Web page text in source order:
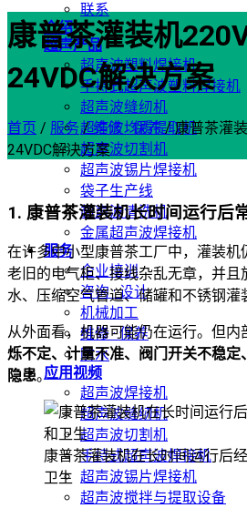
联系
介绍
超声产品
超声波塑料焊接机
手持式超声波塑料焊接机
超声波缝纫机
超声波均质提取机
超声波切割机
超声波锡片焊接机
袋子生产线
超声波清洗机
金属超声波焊接机
服务
企业培训
咨询 · 设计
机械加工
维修 · 保养
防水
应用视频
超声波焊接机
超声波缝纫机
超声波切割机
手持式超声波焊接机
超声波锡片焊接机
超声波搅拌与提取设备
康普茶灌装机
24VDC解决方案
首页 / 服务 / 维修 · 保养 /康普茶灌
24VDC解决方案
1. 康普茶灌装机长时间运行后
在许多中小型康普茶工厂中，灌装机
老旧的电气柜、接线杂乱无章，并
水、压缩空气管道、储罐和不锈钢灌
从外面看，机器可能仍在运行。但内
烁不定、计量不准、阀门开关不稳
隐患。
康普茶灌装机在长时间运行后
卫生